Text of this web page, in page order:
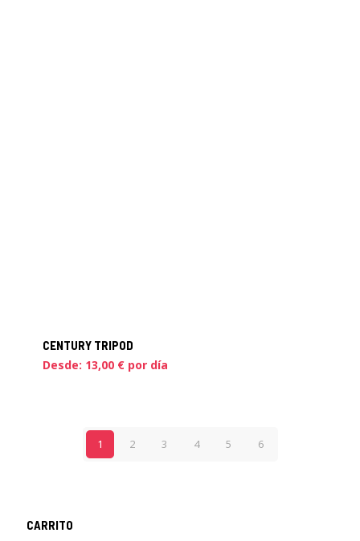
CENTURY TRIPOD
Desde: 13,00 € por día
1 2 3 4 5 6
CARRITO